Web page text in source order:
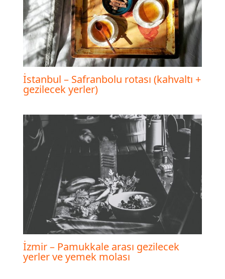
İstanbul – Safranbolu rotası (kahvaltı +
gezilecek yerler)
İzmir – Pamukkale arası gezilecek
yerler ve yemek molası